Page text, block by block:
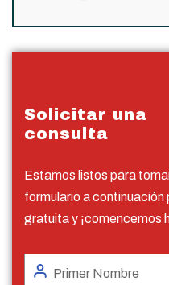
Solicitar una
consulta
Estamos listos para
formulario a continuación
gratuita y ¡comencemos